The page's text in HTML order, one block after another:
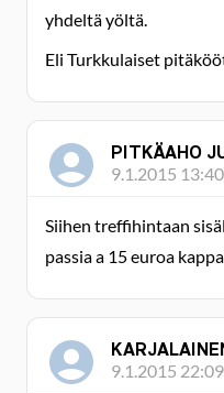
yhdeltä yöltä.
Eli Turkkulaiset
PITKÄAHO
9.1.2015 13:40
Siihen treffihintaan
passia a 15 euroa
9.1.2015 22:09